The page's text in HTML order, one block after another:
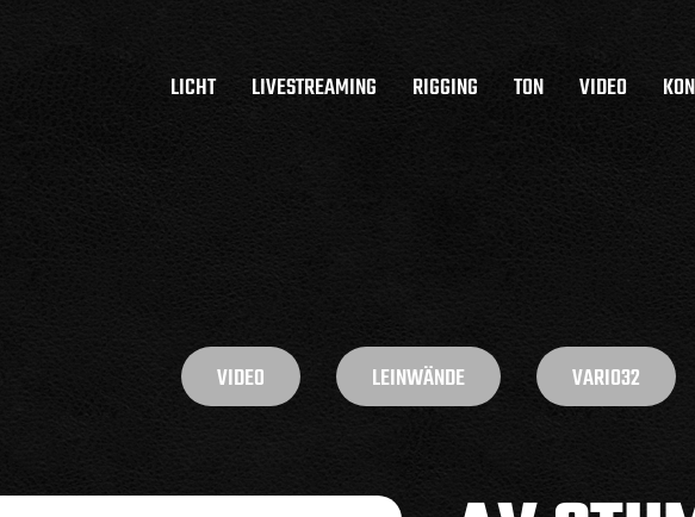
LICHT LIVESTREAMING RIGGING TON VIDEO
VIDEO LEINWÄNDE VARIO32